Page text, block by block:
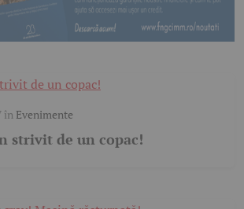
în Evenimente
strivit de un copac!